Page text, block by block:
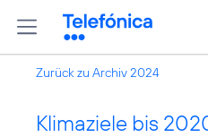
Zurück zu Archiv 2024
Klimaziele bis